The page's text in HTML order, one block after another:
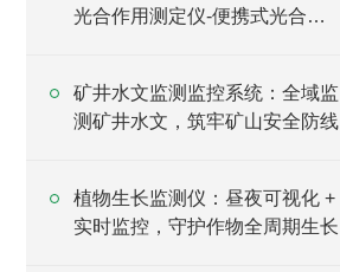
光合作用测定仪-便携式光合作
矿井水文监测监控系统：全域监
测矿井水文，筑牢矿山安全防线
植物生长监测仪：昼夜可视化 +
实时监控，守护作物全周期生长